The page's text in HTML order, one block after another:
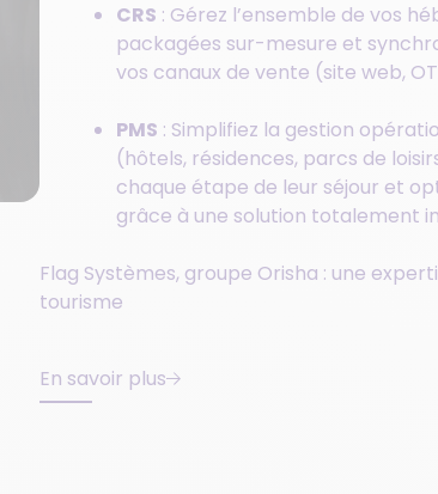
CRS : Gérez l’ensemble de vos
packagées sur-mesure et
vos canaux de vente (site web,
PMS : Simplifiez la gestion
(hôtels, résidences, parcs de
chaque étape de leur séjour et
grâce à une solution totalement
Flag Systèmes, groupe Orisha : une
tourisme
En savoir plus